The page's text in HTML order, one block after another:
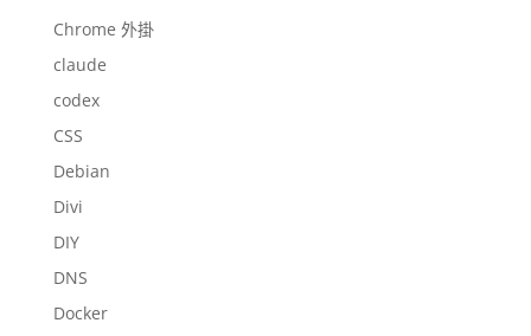
Chrome 外掛
claude
codex
CSS
Debian
Divi
DIY
DNS
Docker